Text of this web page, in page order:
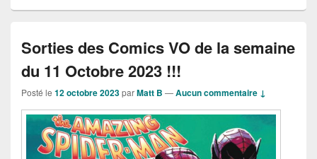
Sorties des Comics VO de la semaine
du 11 Octobre 2023 !!!
Posté le 12 octobre 2023parMatt B —Aucun commentaire ↓